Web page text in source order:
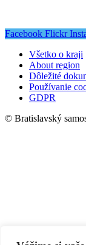
Facebook Flickr
Všetko o kraji
About region
Dôležité
Používanie
GDPR
© Bratislavský